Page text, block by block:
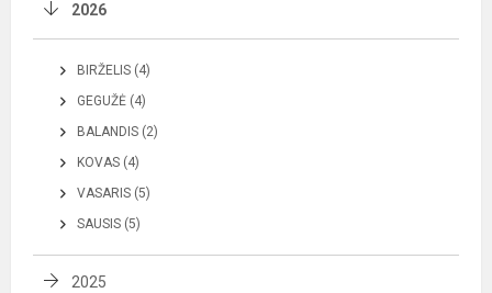
2026
BIRŽELIS (4)
GEGUŽĖ (4)
BALANDIS (2)
KOVAS (4)
VASARIS (5)
SAUSIS (5)
2025